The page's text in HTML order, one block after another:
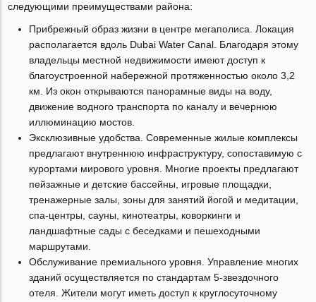
следующими преимуществами района:
Прибрежный образ жизни в центре мегаполиса. Локация
располагается вдоль Dubai Water Canal. Благодаря этому
владельцы местной недвижимости имеют доступ к
благоустроенной набережной протяженностью около 3,2
км. Из окон открываются панорамные виды на воду,
движение водного транспорта по каналу и вечернюю
иллюминацию мостов.
Эксклюзивные удобства. Современные жилые комплексы
предлагают внутреннюю инфраструктуру, сопоставимую с
курортами мирового уровня. Многие проекты предлагают
пейзажные и детские бассейны, игровые площадки,
тренажерные залы, зоны для занятий йогой и медитации,
спа-центры, сауны, кинотеатры, коворкинги и
ландшафтные сады с беседками и пешеходными
маршрутами.
Обслуживание премиального уровня. Управление многих
зданий осуществляется по стандартам 5-звездочного
отеля. Жители могут иметь доступ к круглосуточному